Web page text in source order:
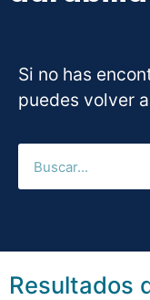
Si no has
puedes volver
Resultados